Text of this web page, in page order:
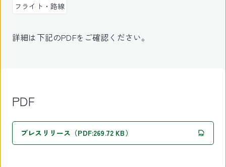
フライト・路線
詳細は下記のPDFをご確認ください。
PDF
プレスリリース（PDF:269.72 KB）